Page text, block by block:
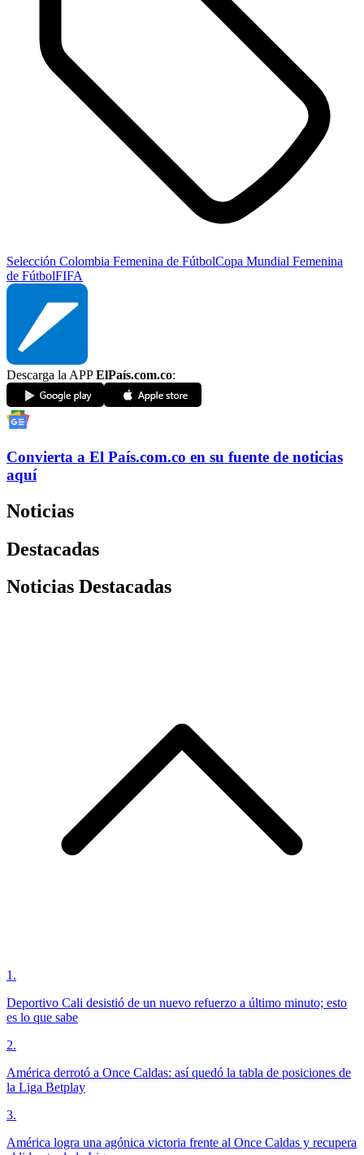
Selección Colombia Femenina de FútbolCopa Mundial Femenina
de FútbolFIFA
Descarga la APPElPaís.com.co:
Convierta a El País.com.co en su fuente de noticias
aquí
Noticias
Destacadas
Noticias Destacadas
1 .
Deportivo Cali desistió de un nuevo refuerzo a último minuto; esto
es lo que sabe
2.
América derrotó a Once Caldas: así quedó la tabla de posiciones de
la Liga Betplay
3.
América logra una agónica victoria frente al Once Caldas y recupera